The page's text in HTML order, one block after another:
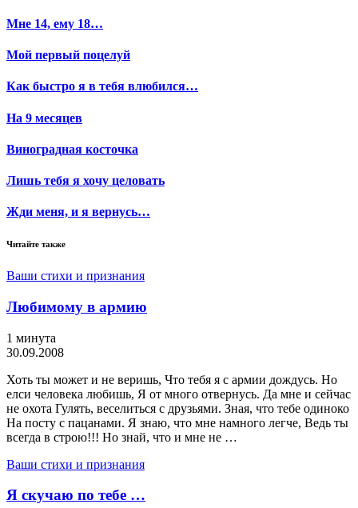
Мне 14, ему 18…
Мой первый поцелуй
Как быстро я в тебя влюбился…
На 9 месяцев
Виноградная косточка
Лишь тебя я хочу целовать
Жди меня, и я вернусь…
Читайте также
Ваши стихи и признания
Любимому в армию
1 минута
30.09.2008
Хоть ты может и не веришь, Что тебя я с армии дождусь. Но
елси человека любишь, Я от много отвернусь. Да мне и сейчас
не охота Гулять, веселиться с друзьями. Зная, что тебе одиноко
На посту с пацанами. Я знаю, что мне намного легче, Ведь ты
всегда в строю!!! Но знай, что и мне не …
Ваши стихи и признания
Я скучаю по тебе …